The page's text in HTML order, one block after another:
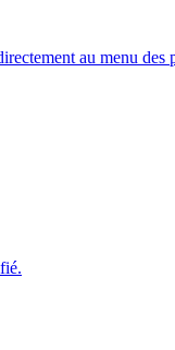
au menu des